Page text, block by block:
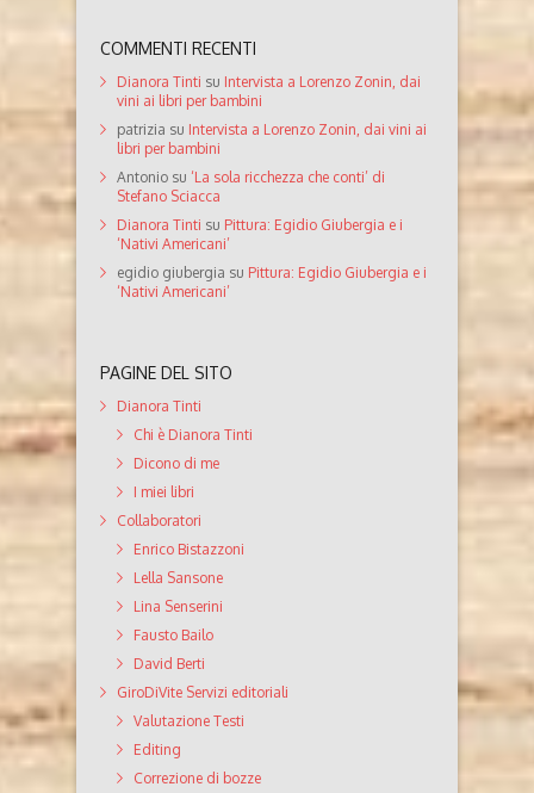
COMMENTI RECENTI
Dianora Tinti su Intervista a Lorenzo Zonin, dai
vini ai libri per bambini
patrizia su Intervista a Lorenzo Zonin, dai vini ai
libri per bambini
Antonio su ‘La sola ricchezza che conti’ di
Stefano Sciacca
Dianora Tinti su Pittura: Egidio Giubergia e i
‘Nativi Americani’
egidio giubergia su Pittura: Egidio Giubergia e i
‘Nativi Americani’
PAGINE DEL SITO
Dianora Tinti
Chi è Dianora Tinti
Dicono di me
I miei libri
Collaboratori
Enrico Bistazzoni
Lella Sansone
Lina Senserini
Fausto Bailo
David Berti
GiroDiVite Servizi editoriali
Valutazione Testi
Editing
Correzione di bozze